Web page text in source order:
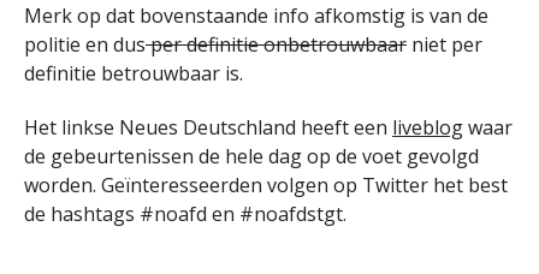
Merk op dat bovenstaande info afkomstig is van de
politie en dusper definitie onbetrouwbaar niet per
definitie betrouwbaar is.
Het linkse Neues Deutschland heeft een liveblogwaar
de gebeurtenissen de hele dag op de voet gevolgd
worden. Geïnteresseerden volgen op Twitter het best
de hashtags #noafd en #noafdstgt.